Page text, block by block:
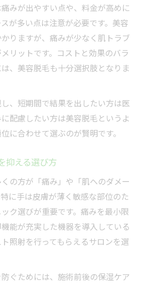
みが出やすい点や、料金が高めに
が多い点は注意が必要です。美容
りますが、痛みが少なく肌トラブ
リットです。コストと効果のバラ
、美容脱毛も十分選択肢となりま
、短期間で結果を出したい方は医
配慮したい方は美容脱毛というよ
に合わせて選ぶのが賢明です。
抑える選び方
の方が「痛み」や「肌へのダメー
に手は皮膚が薄く敏感な部位のた
ク選びが重要です。痛みを最小限
能が充実した機器を導入している
照射を行ってもらえるサロンを選
ぐためには、施術前後の保湿ケア